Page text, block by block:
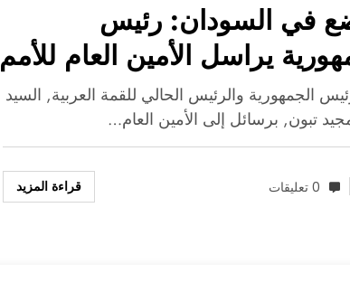
في السودان: رئيس
يراسل الأمين العام للأمم
ورئيس الاتحاد الإفريقي
التنفيذي للإيجاد
الجمهورية والرئيس الحالي للقمة العربية, السيد
تبون, برسائل إلى الأمين العام…
0 تعليقات قراءة المزيد